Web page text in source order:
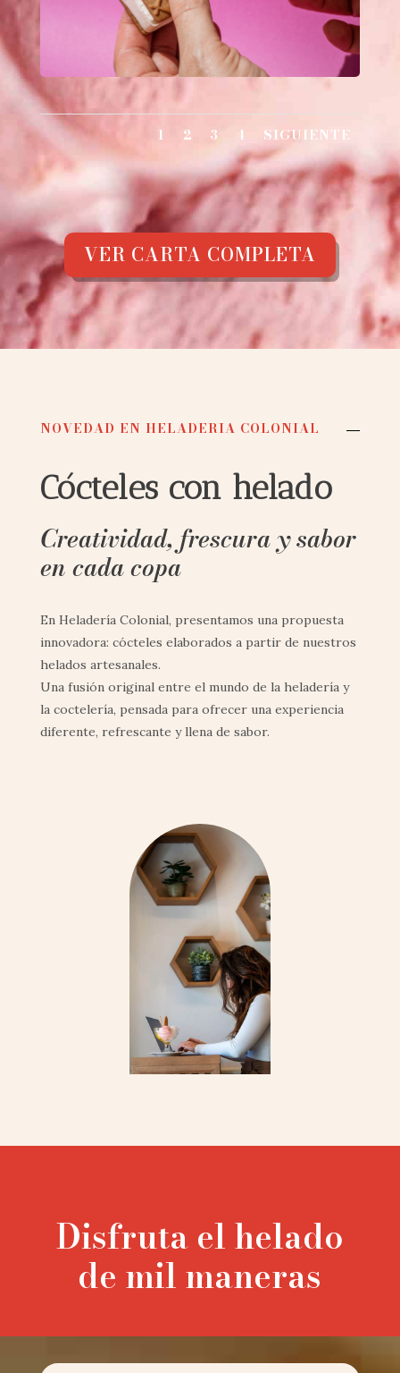
1 2 3 4 SIGUIENTE
VER CARTA COMPLETA
NOVEDAD EN HELADERIA COLONIAL
Cócteles con helado
Creatividad, frescura y sabor
en cada copa
En Heladería Colonial, presentamos una propuesta
innovadora: cócteles elaborados a partir de nuestros
helados artesanales.
Una fusión original entre el mundo de la heladería y
la coctelería, pensada para ofrecer una experiencia
diferente, refrescante y llena de sabor.
Disfruta el helado
de mil maneras